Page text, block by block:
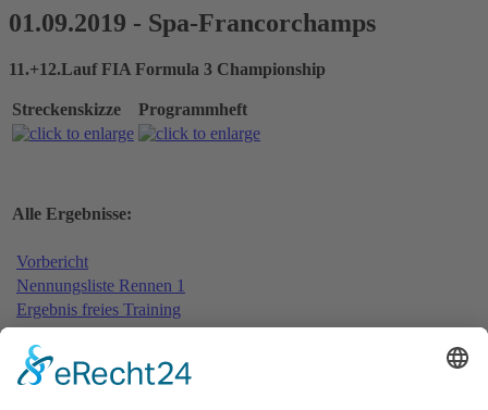
01.09.2019 - Spa-Francorchamps
11.+12.Lauf FIA Formula 3 Championship
Streckenskizze Programmheft
Alle Ergebnisse:
Vorbericht
Nennungsliste Rennen 1
Ergebnis freies Training
Bericht freies Training
Ergebnis Zeittraining
Bericht Zeittraining